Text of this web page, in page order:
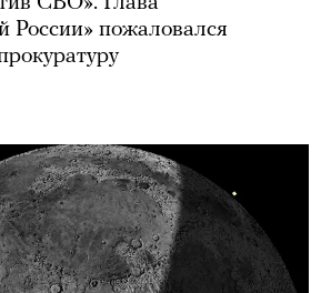
России» пожаловался